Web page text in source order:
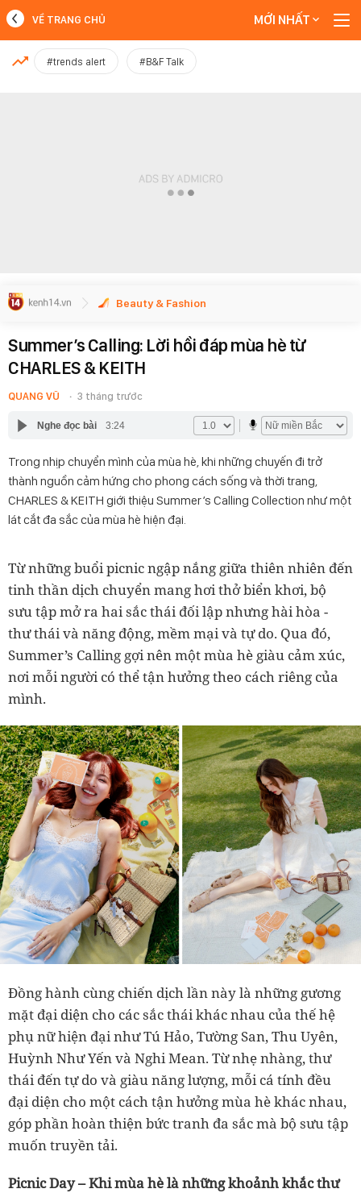
MỚI NHẤT
VỀ TRANG CHỦ MỚI NHẤT
#trends alert #B&F Talk
Beauty & Fashion
Summer’s Calling: Lời hồi đáp mùa hè từ
CHARLES & KEITH
QUANG VŨ 3 tháng trước
Nghe đọc bài 3:24
Trong nhịp chuyển mình của mùa hè, khi những chuyến đi trở
thành nguồn cảm hứng cho phong cách sống và thời trang,
CHARLES & KEITH giới thiệu Summer’s Calling Collection như một
lát cắt đa sắc của mùa hè hiện đại.
Từ những buổi picnic ngập nắng giữa thiên nhiên đến
tinh thần dịch chuyển mang hơi thở biển khơi, bộ
sưu tập mở ra hai sắc thái đối lập nhưng hài hòa -
thư thái và năng động, mềm mại và tự do. Qua đó,
Summer’s Calling gợi nên một mùa hè giàu cảm xúc,
nơi mỗi người có thể tận hưởng theo cách riêng của
mình.
Đồng hành cùng chiến dịch lần này là những gương
mặt đại diện cho các sắc thái khác nhau của thế hệ
phụ nữ hiện đại như Tú Hảo, Tường San, Thu Uyên,
Huỳnh Như Yến và Nghi Mean. Từ nhẹ nhàng, thư
thái đến tự do và giàu năng lượng, mỗi cá tính đều
đại diện cho một cách tận hưởng mùa hè khác nhau,
góp phần hoàn thiện bức tranh đa sắc mà bộ sưu tập
muốn truyền tải.
Picnic Day – Khi mùa hè là những khoảnh khắc thư